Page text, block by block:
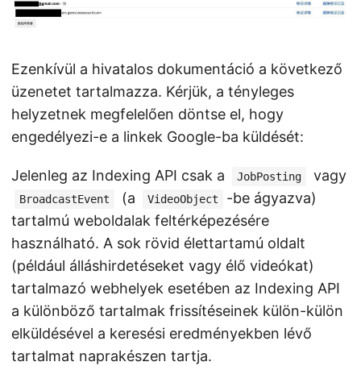
Ezenkívül a hivatalos dokumentáció a következő
üzenetet tartalmazza. Kérjük, a tényleges
helyzetnek megfelelően döntse el, hogy
engedélyezi-e a linkek Google-ba küldését:
Jelenleg az Indexing API csak a JobPosting vagy
BroadcastEvent (a VideoObject
-be ágyazva)
tartalmú weboldalak feltérképezésére
használható. A sok rövid élettartamú oldalt
(például álláshirdetéseket vagy élő videókat)
tartalmazó webhelyek esetében az Indexing API
a különböző tartalmak frissítéseinek külön-külön
elküldésével a keresési eredményekben lévő
tartalmat naprakészen tartja.